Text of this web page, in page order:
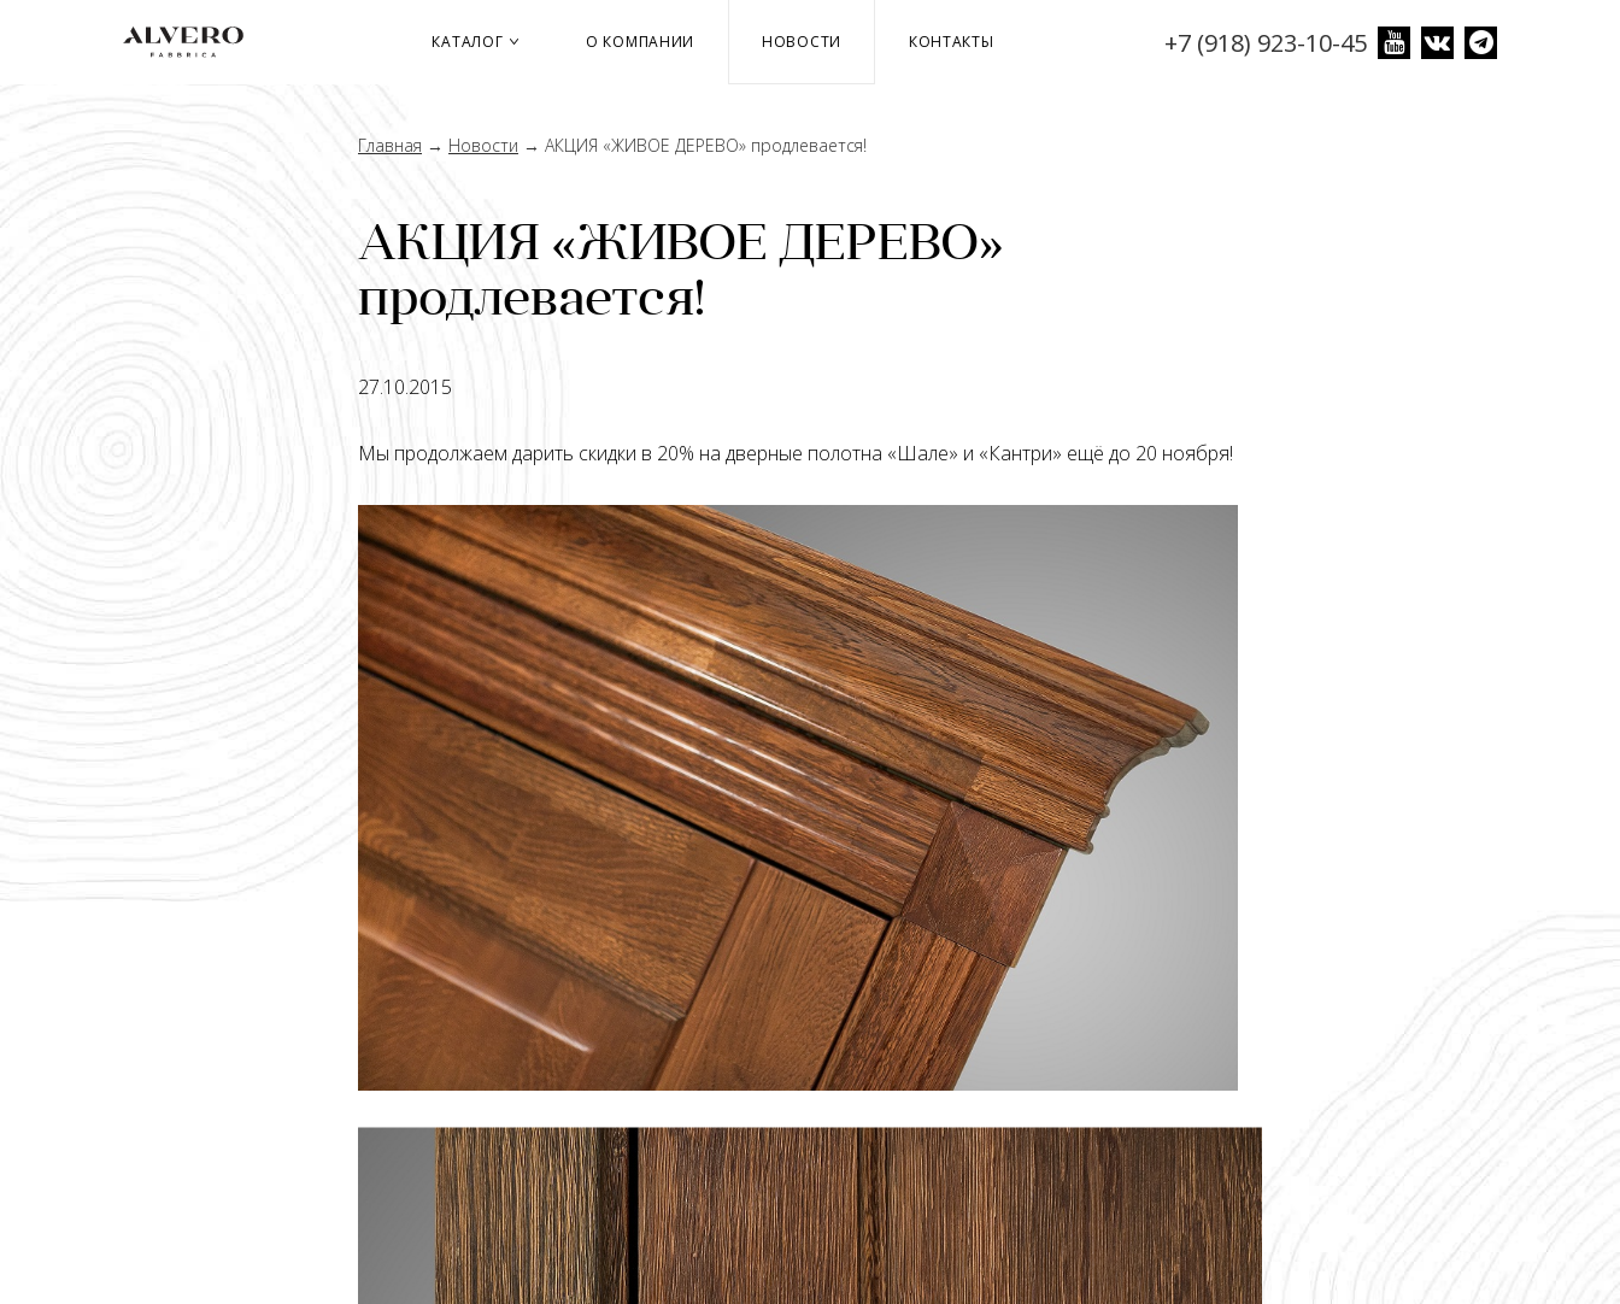
+7 (918) 923-10-45
КАТАЛОГ О КОМПАНИИ НОВОСТИ КОНТАКТЫ
Главная → Новости → АКЦИЯ «ЖИВОЕ ДЕРЕВО» продлевается!
АКЦИЯ «ЖИВОЕ ДЕРЕВО»
продлевается!
27.10.2015
Мы продолжаем дарить скидки в 20% на дверные полотна «Шале» и «Кантри» ещё до 20 ноября!